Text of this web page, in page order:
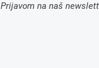
Prijavom na naš